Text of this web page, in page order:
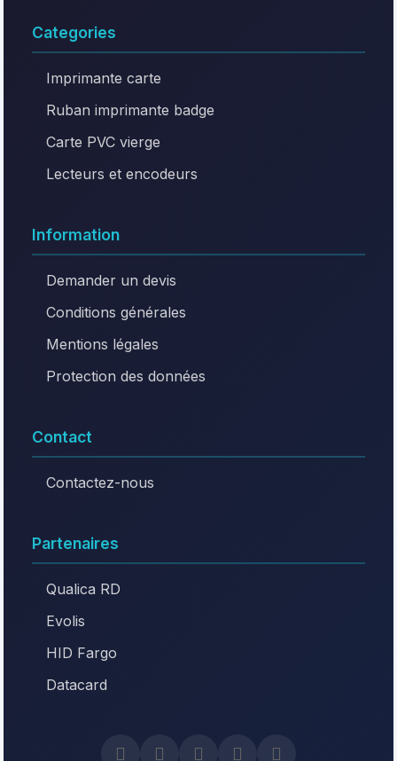
Categories
Imprimante carte
Ruban imprimante badge
Carte PVC vierge
Lecteurs et encodeurs
Information
Demander un devis
Conditions générales
Mentions légales
Protection des données
Contact
Contactez-nous
Partenaires
Qualica RD
Evolis
HID Fargo
Datacard